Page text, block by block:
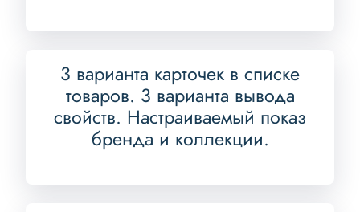
3 варианта карточек в списке
товаров. 3 варианта вывода
свойств. Настраиваемый показ
бренда и коллекции.